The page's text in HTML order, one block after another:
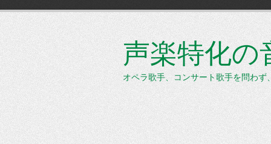
プ
声楽特化の
オペラ歌手、コンサート歌手を問わず